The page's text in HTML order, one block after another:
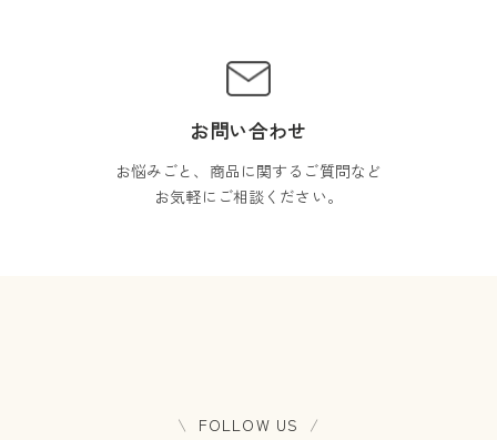
お問い合わせ
お悩みごと、商品に関するご質問など
お気軽にご相談ください。
FOLLOW US